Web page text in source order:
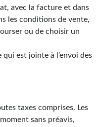
avec la facture et dans
les conditions de vente,
ou de choisir un
est jointe à l’envoi des
taxes comprises. Les
sans préavis,